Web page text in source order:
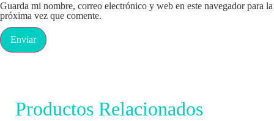
Guarda mi nombre, correo electrónico y web en este navegador para la
próxima vez que comente.
Productos Relacionados